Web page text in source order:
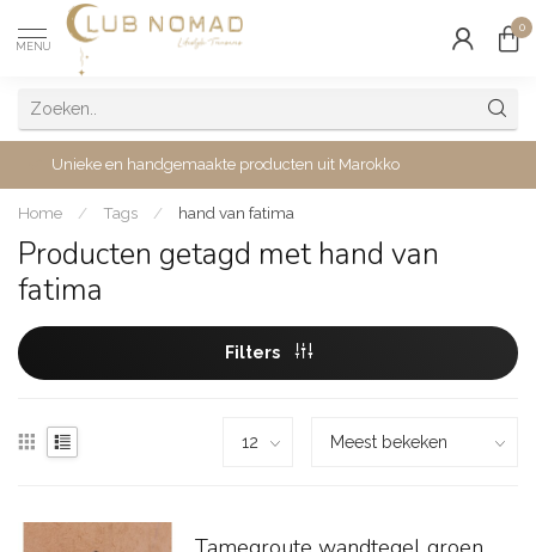
MENU
0
Unieke en handgemaakte producten uit Marokko
Home / Tags / hand van fatima
Producten getagd met hand van
fatima
Filters